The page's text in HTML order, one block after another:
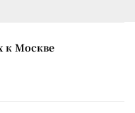
к Москве